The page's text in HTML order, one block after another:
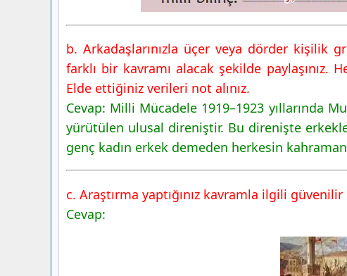
b. Arkadaşlarınızla üçer veya dörder kişilik
farklı bir kavramı alacak şekilde
Elde ettiğiniz verileri not alınız.
Cevap: Milli Mücadele 1919–1923 yıllarında
yürütülen ulusal direniştir. Bu direnişte
genç kadın erkek demeden herkesin
c. Araştırma yaptığınız kavramla ilgili
Cevap: